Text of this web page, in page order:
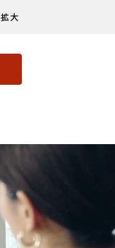
拡大